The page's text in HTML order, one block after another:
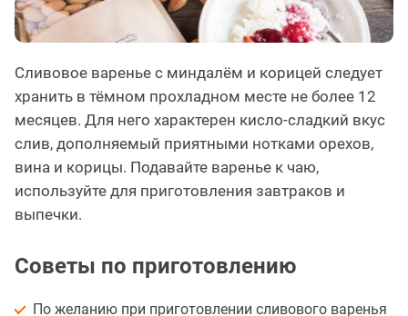
Сливовое варенье с миндалём и корицей следует
хранить в тёмном прохладном месте не более 12
месяцев. Для него характерен кисло-сладкий вкус
слив, дополняемый приятными нотками орехов,
вина и корицы. Подавайте варенье к чаю,
используйте для приготовления завтраков и
выпечки.
Советы по приготовлению
По желанию при приготовлении сливового варенья